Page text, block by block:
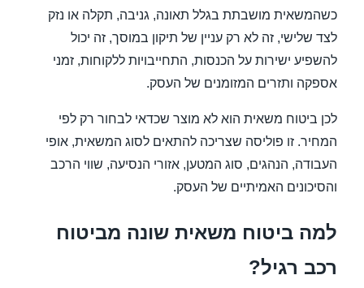
כשהמשאית מושבתת בגלל תאונה, גניבה, תקלה או נזק
לצד שלישי, זה לא רק עניין של תיקון במוסך, זה יכול
להשפיע ישירות על הכנסות, התחייבויות ללקוחות, זמני
אספקה ותזרים המזומנים של העסק.
לכן ביטוח משאית הוא לא מוצר שכדאי לבחור רק לפי
המחיר. זו פוליסה שצריכה להתאים לסוג המשאית, אופי
העבודה, הנהגים, סוג המטען, אזורי הנסיעה, שווי הרכב
והסיכונים האמיתיים של העסק.
למה ביטוח משאית שונה מביטוח
רכב רגיל?